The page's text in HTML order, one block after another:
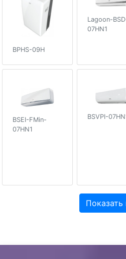
BPHS-09H
Lagoon-
07HN1
BSEI-FMin-
07HN1
BSVPI-
Показать